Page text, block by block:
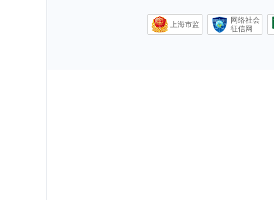
上海市监
网络社会
征信网